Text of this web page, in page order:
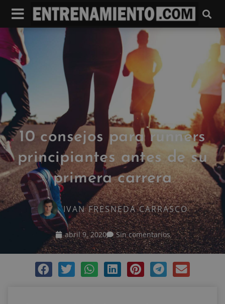
10 consejos para runners
principiantes antes de su
primera carrera
IVAN FRESNEDA CARRASCO
abril 9, 2020 Sin comentarios